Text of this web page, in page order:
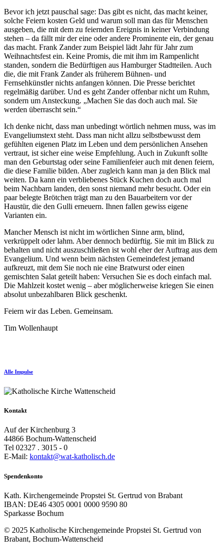
Bevor ich jetzt pauschal sage: Das gibt es nicht, das macht keiner,
solche Feiern kosten Geld und warum soll man das für Menschen
ausgeben, die mit dem zu feiernden Ereignis in keiner Verbindung
stehen – da fällt mir der eine oder andere Prominente ein, der genau
das macht. Frank Zander zum Beispiel lädt Jahr für Jahr zum
Weihnachtsfest ein. Keine Promis, die mit ihm im Rampenlicht
standen, sondern die Bedürftigen aus Hamburger Stadtteilen. Auch
die, die mit Frank Zander als früherem Bühnen- und
Fernsehkünstler nichts anfangen können. Die Presse berichtet
regelmäßig darüber. Und es geht Zander offenbar nicht um Ruhm,
sondern um Ansteckung. „Machen Sie das doch auch mal. Sie
werden überrascht sein.“
Ich denke nicht, dass man unbedingt wörtlich nehmen muss, was im
Evangeliumstext steht. Dass man nicht allzu selbstbewusst dem
gefühlten eigenen Platz im Leben und dem persönlichen Ansehen
vertraut, ist sicher eine weise Empfehlung. Auch in Zukunft sollte
man den Geburtstag oder seine Familienfeier auch mit denen feiern,
die diese Familie bilden. Aber zugleich kann man ja den Blick mal
weiten. Da kann ein verbliebenes Stück Kuchen doch auch mal
beim Nachbarn landen, den sonst niemand mehr besucht. Oder ein
paar belegte Brötchen trägt man zu den Bauarbeitern vor der
Haustür, die den Gulli erneuern. Ihnen fallen gewiss eigene
Varianten ein.
Mancher Mensch ist nicht im wörtlichen Sinne arm, blind,
verkrüppelt oder lahm. Aber dennoch bedürftig. Sie mit im Blick zu
behalten und nicht auszuschließen ist wohl eher der Auftrag aus dem
Evangelium. Und wenn beim nächsten Gemeindefest jemand
aufkreuzt, mit dem Sie noch nie eine Bratwurst oder einen
gemischten Salat geteilt haben: Versuchen Sie es doch einfach mal.
Die Mahlzeit kostet wenig – aber möglicherweise kriegen Sie einen
absolut unbezahlbaren Blick geschenkt.
Feiern wir das Leben. Gemeinsam.
Tim Wollenhaupt
Alle Impulse
Kontakt
Auf der Kirchenburg 3
44866 Bochum-Wattenscheid
Tel 02327 . 3015 - 0
E-Mail: kontakt@wat-katholisch.de
Spendenkonto
Kath. Kirchengemeinde Propstei St. Gertrud von Brabant
IBAN: DE46 4305 0001 0000 9590 80
Sparkasse Bochum
© 2025 Katholische Kirchengemeinde Propstei St. Gertrud von
Brabant, Bochum-Wattenscheid